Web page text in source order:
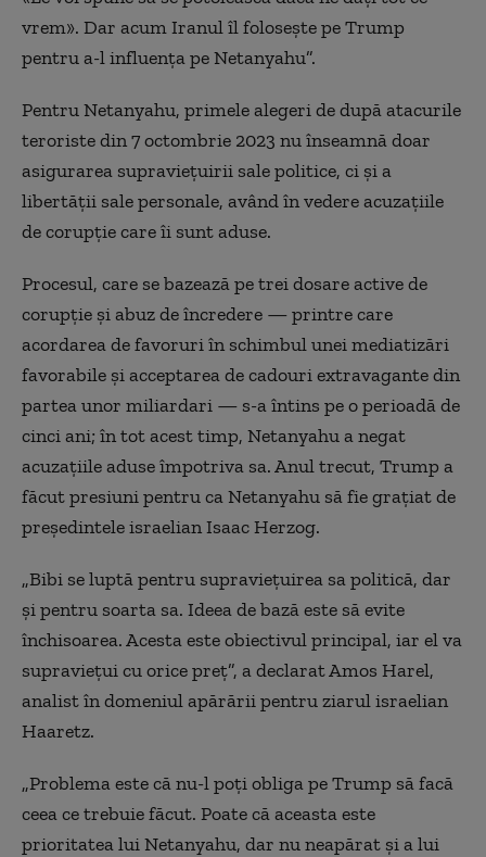
vrem». Dar acum Iranul îl folosește pe Trump
pentru a-l influența pe Netanyahu”.
Pentru Netanyahu, primele alegeri de după atacurile
teroriste din 7 octombrie 2023 nu înseamnă doar
asigurarea supraviețuirii sale politice, ci și a
libertății sale personale, având în vedere acuzațiile
de corupție care îi sunt aduse.
Procesul, care se bazează pe trei dosare active de
corupție și abuz de încredere — printre care
acordarea de favoruri în schimbul unei mediatizări
favorabile și acceptarea de cadouri extravagante din
partea unor miliardari — s-a întins pe o perioadă de
cinci ani; în tot acest timp, Netanyahu a negat
acuzațiile aduse împotriva sa. Anul trecut, Trump a
făcut presiuni pentru ca Netanyahu să fie grațiat de
președintele israelian Isaac Herzog.
„Bibi se luptă pentru supraviețuirea sa politică, dar
și pentru soarta sa. Ideea de bază este să evite
închisoarea. Acesta este obiectivul principal, iar el va
supraviețui cu orice preț”, a declarat Amos Harel,
analist în domeniul apărării pentru ziarul israelian
Haaretz.
„Problema este că nu-l poți obliga pe Trump să facă
ceea ce trebuie făcut. Poate că aceasta este
prioritatea lui Netanyahu, dar nu neapărat și a lui